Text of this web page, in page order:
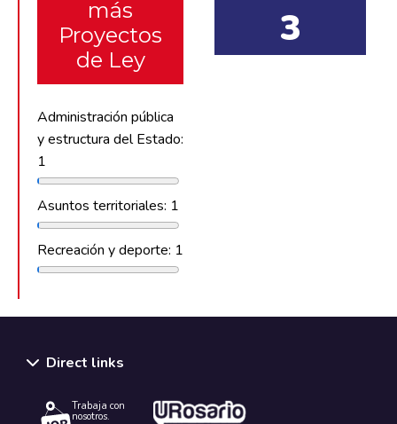
más
Proyectos
de Ley
Administración pública
y estructura del Estado:
1
Asuntos territoriales: 1
Recreación y deporte: 1
3
Direct links
Trabaja con
nosotros.